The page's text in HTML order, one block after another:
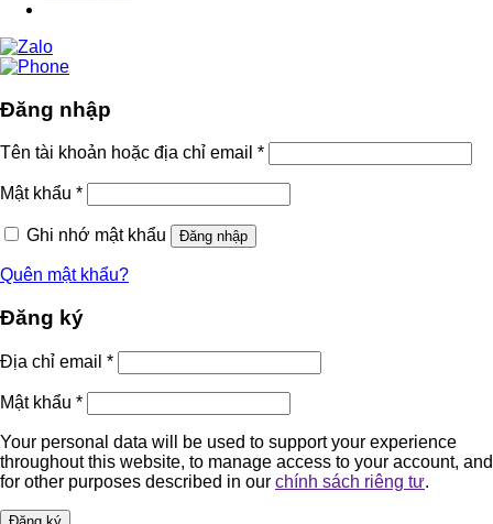
Đăng nhập
Tên tài khoản hoặc địa chỉ email *
Mật khẩu *
Ghi nhớ mật khẩu Đăng nhập
Quên mật khẩu?
Đăng ký
Địa chỉ email *
Mật khẩu *
Your personal data will be used to support your experience
throughout this website, to manage access to your account, and
for other purposes described in our chính sách riêng tư.